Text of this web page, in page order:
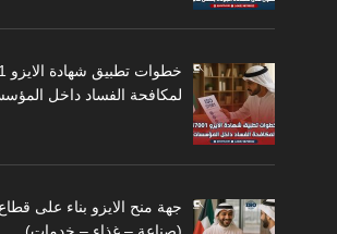
لمكافحة الفساد داخل
جهة منح الايزو بناء على
(صناعة – غذاء – خدمات)